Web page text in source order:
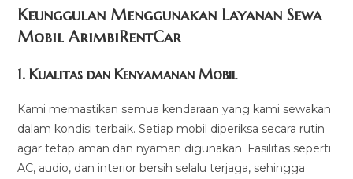
Keunggulan Menggunakan Layanan Sewa
Mobil ArimbiRentCar
1.Kualitas dan Kenyamanan Mobil
Kami memastikan semua kendaraan yang kami sewakan
dalam kondisi terbaik. Setiap mobil diperiksa secara rutin
agar tetap aman dan nyaman digunakan. Fasilitas seperti
AC, audio, dan interior bersih selalu terjaga, sehingga